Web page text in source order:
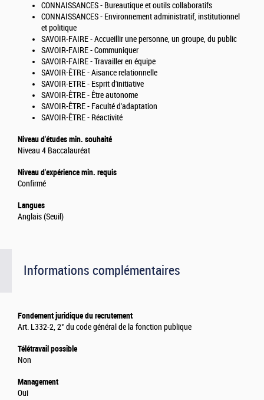
CONNAISSANCES - Bureautique et outils collaboratifs
CONNAISSANCES - Environnement administratif, institutionnel
et politique
SAVOIR-FAIRE - Accueillir une personne, un groupe, du public
SAVOIR-FAIRE - Communiquer
SAVOIR-FAIRE - Travailler en équipe
SAVOIR-ÊTRE - Aisance relationnelle
SAVOIR-ETRE - Esprit d'initiative
SAVOIR-ÊTRE - Être autonome
SAVOIR-ÊTRE - Faculté d'adaptation
SAVOIR-ÊTRE - Réactivité
Niveau d'études min. souhaité
Niveau 4 Baccalauréat
Niveau d'expérience min. requis
Confirmé
Langues
Anglais (Seuil)
Informations complémentaires
Fondement juridique du recrutement
Art. L332-2, 2° du code général de la fonction publique
Télétravail possible
Non
Management
Oui